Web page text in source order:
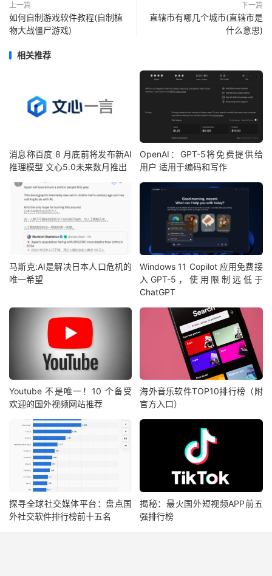
上一篇
如何自制游戏软件教程(自制植
物大战僵尸游戏)
下一篇
直辖市有哪几个城市(直辖市是
什么意思)
相关推荐
消息称百度 8 月底前将发布新AI
推理模型 文心5.0未来数月推出
OpenAI：GPT-5将免费提供给
用户 适用于编码和写作
马斯克:AI是解决日本人口危机的
唯一希望
Windows 11 Copilot 应用免费接
入GPT-5，使用限制远低于
ChatGPT
Youtube 不是唯一！10 个备受
欢迎的国外视频网站推荐
海外音乐软件TOP10排行榜（附
官方入口）
探寻全球社交媒体平台：盘点国
外社交软件排行榜前十五名
揭秘：最火国外短视频APP前五
强排行榜